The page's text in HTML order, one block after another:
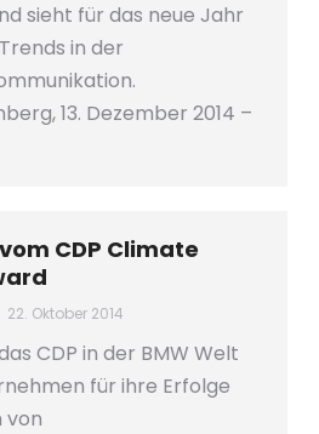
sieht für das neue Jahr
in der
13. Dezember 2014 –
CDP Climate
22. Oktober 2014
CDP in der BMW Welt
für ihre Erfolge
von